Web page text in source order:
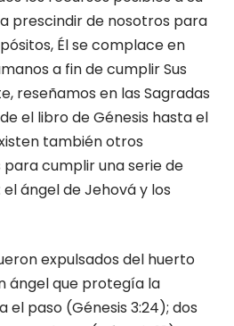
prescindir de nosotros para
Él se complace en
a fin de cumplir Sus
reseñamos en las Sagradas
el libro de Génesis hasta el
también otros
cumplir una serie de
ángel de Jehová y los
expulsados del huerto
ángel que protegía la
paso (Génesis 3:24); dos